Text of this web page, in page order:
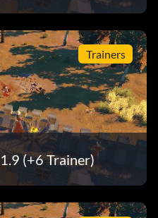
Trainers
(+6 Trainer)